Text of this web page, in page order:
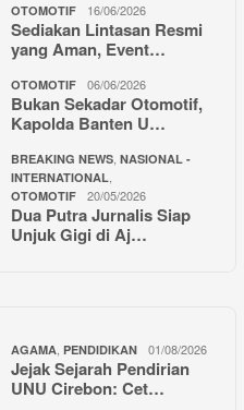
OTOMOTIF 16/06/2026
Sediakan Lintasan Resmi
yang Aman, Event…
OTOMOTIF 06/06/2026
Bukan Sekadar Otomotif,
Kapolda Banten U…
BREAKING NEWS NASIONAL -
INTERNATIONAL
OTOMOTIF 20/05/2026
Dua Putra Jurnalis Siap
Unjuk Gigi di Aj…
AGAMA PENDIDIKAN 01/08/2026
Jejak Sejarah Pendirian
UNU Cirebon: Cet…